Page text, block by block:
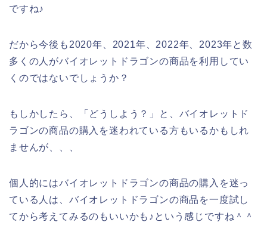
ですね♪
だから今後も2020年、2021年、2022年、2023年と数
多くの人がバイオレットドラゴンの商品を利用してい
くのではないでしょうか？
もしかしたら、「どうしよう？」と、バイオレットド
ラゴンの商品の購入を迷われている方もいるかもしれ
ませんが、、、
個人的にはバイオレットドラゴンの商品の購入を迷っ
ている人は、バイオレットドラゴンの商品を一度試し
てから考えてみるのもいいかも♪という感じですね＾＾